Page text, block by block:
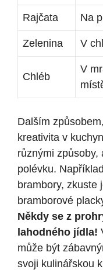
Rajčata Na
Zelenina V
Chléb
V
Dalším
kreativita v
různými způsoby,
polévku.
brambory, zkuste
bramborové
Někdy se z
lahodného jídla!
může být
svoji kulinářskou